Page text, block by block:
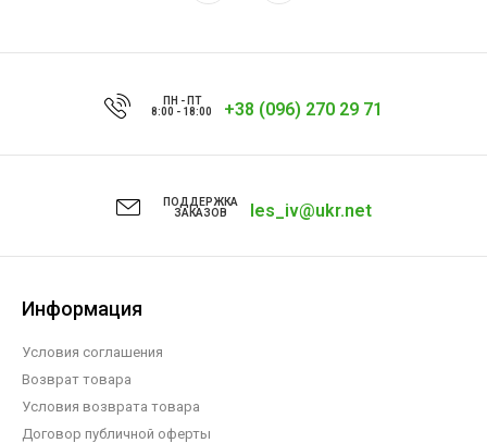
ПН - ПТ
8:00 - 18:00
+38 (096) 270 29 71
ПОДДЕРЖКА
ЗАКАЗОВ
les_iv@ukr.net
Информация
Условия соглашения
Возврат товара
Условия возврата товара
Договор публичной оферты